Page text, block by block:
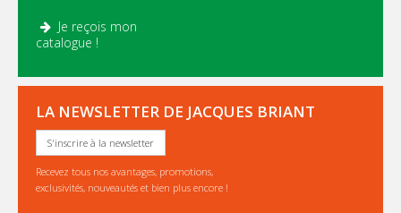
Je reçois mon
catalogue !
LA NEWSLETTER DE JACQUES BRIANT
S'inscrire à la newsletter
Recevez tous nos avantages, promotions,
exclusivités, nouveautés et bien plus encore !